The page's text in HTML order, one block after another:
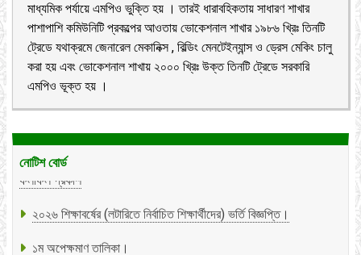
মাধ্যমিক পর্যায়ে এমপিও ভুক্তি হয় । তারই ধারাবহিকতায় সাধারণ শাখার
পাশাপাশি কমিউনিটি প্রকল্পের আওতায় ভোকেশনাল শাখার ১৯৮৬ খ্রিঃ তিনটি
ট্রেডে যথাক্রমে জেনারেল মেকানিক্স , বিল্ডিং মেনটেইন্যান্স ও ড্রেস মেকিং চালু
করা হয় এবং ভোকেশনাল শাখায় ২০০০ খ্রিঃ উক্ত তিনটি ট্রেডে সরকারি
এমপিও ভূক্ত হয় ।
নোটিশ বোর্ড
ফলাফল প্রকাশ
২০২৬ শিক্ষাবর্ষের (লটারিতে নির্বাচিত শিক্ষার্থীদের) ভর্তি বিজ্ঞপ্তি।
১ম অপেক্ষমাণ তালিকা।
২০২৫ শিক্ষাবর্ষের বার্ষিক পরীক্ষার ফলাফল প্রকাশ